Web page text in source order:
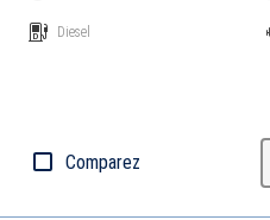
Diesel
Comparez